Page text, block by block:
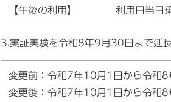
【午後の利用】 利用日当日乗
3.実証実験を令和8年9月30日まで延長
変更前：令和7年10月1日から令和
変更後：令和7年10月1日から令和